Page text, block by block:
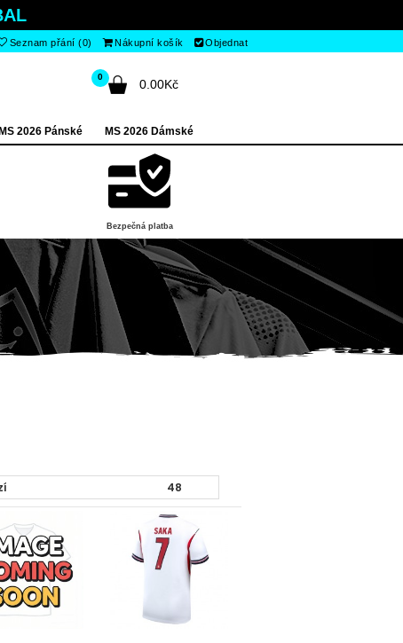
Seznam přání (0) Nákupní košík Objednat
0
0.00Kč
MS 2026 Pánské MS 2026 Dámské
Bezpečná platba